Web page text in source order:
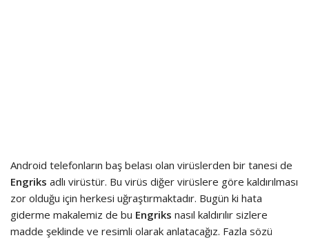
Android telefonların baş belası olan virüslerden bir tanesi de
Engriks adlı virüstür. Bu virüs diğer virüslere göre kaldırılması
zor olduğu için herkesi uğraştırmaktadır. Bugün ki hata
giderme makalemiz de bu Engriks nasıl kaldırılır sizlere
madde şeklinde ve resimli olarak anlatacağız. Fazla sözü